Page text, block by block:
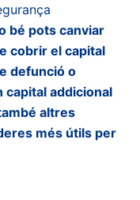
bé pots canviar
cobrir el capital
defunció o
capital addicional
altres
més útils per